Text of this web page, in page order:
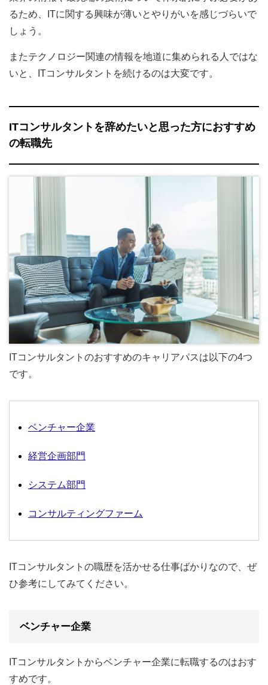
るため、ITに関する興味が薄いとやりがいを感じづらいで
しょう。
またテクノロジー関連の情報を地道に集められる人ではな
いと、ITコンサルタントを続けるのは大変です。
ITコンサルタントを辞めたいと思った方におすすめ
の転職先
ITコンサルタントのおすすめのキャリアパスは以下の4つ
です。
ベンチャー企業
経営企画部門
システム部門
コンサルティングファーム
ITコンサルタントの職歴を活かせる仕事ばかりなので、ぜ
ひ参考にしてみてください。
ベンチャー企業
ITコンサルタントからベンチャー企業に転職するのはおす
すめです。